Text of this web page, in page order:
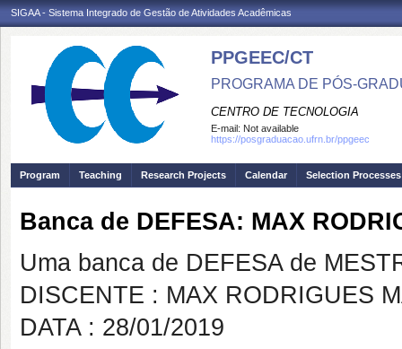
SIGAA - Sistema Integrado de Gestão de Atividades Acadêmicas
PPGEEC/CT
PROGRAMA DE PÓS-
CENTRO DE TECNOLOGIA
E-mail: Not available
https://posgraduacao.ufrn.br/ppgeec
Program Teaching Research Projects Calendar Selection Processes
Banca de DEFESA: MAX
Uma banca de DEFESA de
DISCENTE : MAX RODRIGUES
DATA : 28/01/2019